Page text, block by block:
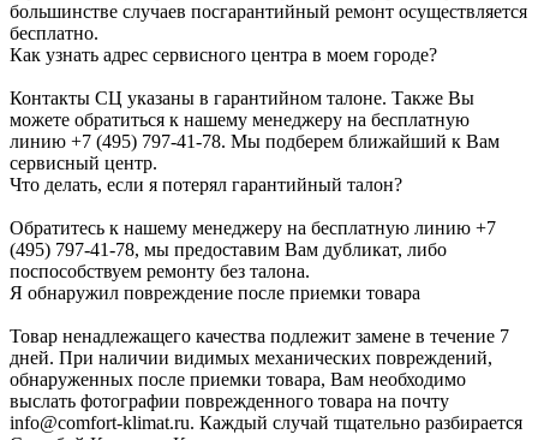
большинстве случаев посгарантийный ремонт осуществляется
бесплатно.
Как узнать адрес сервисного центра в моем городе?
Контакты СЦ указаны в гарантийном талоне. Также Вы
можете обратиться к нашему менеджеру на бесплатную
линию +7 (495) 797-41-78. Мы подберем ближайший к Вам
сервисный центр.
Что делать, если я потерял гарантийный талон?
Обратитесь к нашему менеджеру на бесплатную линию +7
(495) 797-41-78, мы предоставим Вам дубликат, либо
поспособствуем ремонту без талона.
Я обнаружил повреждение после приемки товара
Товар ненадлежащего качества подлежит замене в течение 7
дней. При наличии видимых механических повреждений,
обнаруженных после приемки товара, Вам необходимо
выслать фотографии поврежденного товара на почту
info@comfort-klimat.ru. Каждый случай тщательно разбирается